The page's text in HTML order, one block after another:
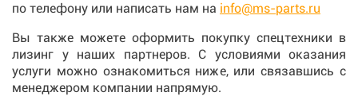
по телефону или написать нам на info@ms-parts.ru
Вы также можете оформить покупку спецтехники в
лизинг у наших партнеров. С условиями оказания
услуги можно ознакомиться ниже, или связавшись с
менеджером компании напрямую.